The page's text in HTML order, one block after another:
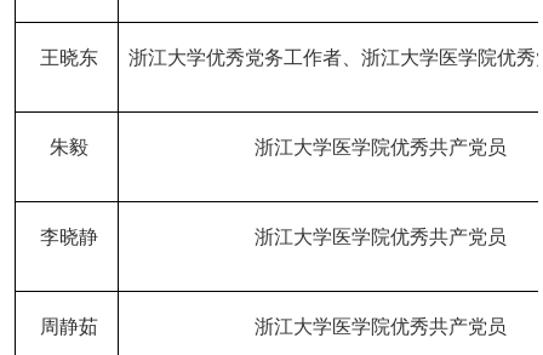
王晓东 浙江大学优秀党务工作者、浙江大学医学院优秀
朱毅 浙江大学医学院优秀共产党员
李晓静 浙江大学医学院优秀共产党员
周静茹 浙江大学医学院优秀共产党员